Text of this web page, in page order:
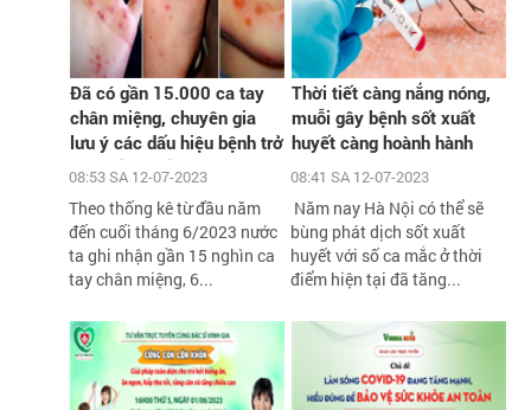
Đã có gần 15.000 ca tay
chân miệng, chuyên gia
lưu ý các dấu hiệu bệnh trở
nặng cần biết
08:53 SA 12-07-2023
Theo thống kê từ đầu năm
đến cuối tháng 6/2023 nước
ta ghi nhận gần 15 nghìn ca
tay chân miệng, 6...
Thời tiết càng nắng nóng,
muỗi gây bệnh sốt xuất
huyết càng hoành hành
08:41 SA 12-07-2023
Năm nay Hà Nội có thể sẽ
bùng phát dịch sốt xuất
huyết với số ca mắc ở thời
điểm hiện tại đã tăng...